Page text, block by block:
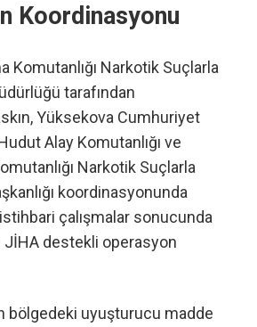
Koordinasyonu
Komutanlığı Narkotik Suçlarla
tarafından
Yüksekova Cumhuriyet
Alay Komutanlığı ve
Narkotik Suçlarla
koordinasyonunda
çalışmalar sonucunda
destekli operasyon
bölgedeki uyuşturucu madde